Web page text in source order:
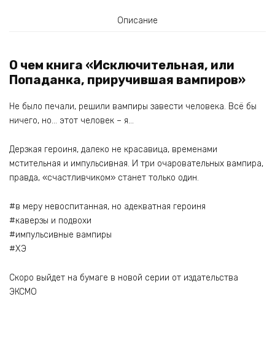
Описание
О чем книга «Исключительная, или
Попаданка, приручившая вампиров»
Не было печали, решили вампиры завести человека. Всё бы
ничего, но… этот человек – я…
Дерзкая героиня, далеко не красавица, временами
мстительная и импульсивная. И три очаровательных вампира,
правда, «счастливчиком» станет только один.
#в меру невоспитанная, но адекватная героиня
#каверзы и подвохи
#импульсивные вампиры
#ХЭ
Скоро выйдет на бумаге в новой серии от издательства
ЭКСМО